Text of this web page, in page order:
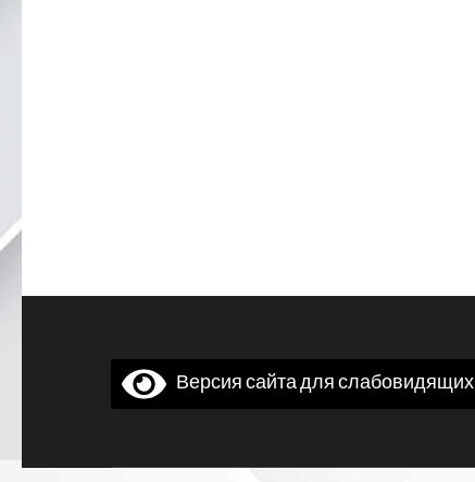
Версия сайта для слабовидящих